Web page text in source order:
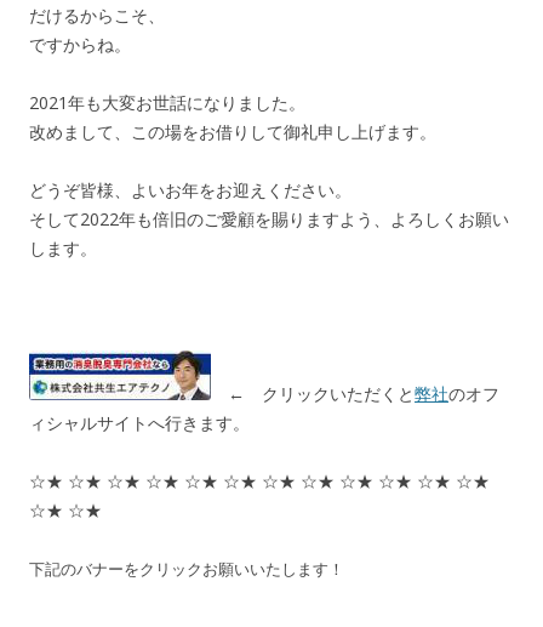
だけるからこそ、
ですからね。
2021年も大変お世話になりました。
改めまして、この場をお借りして御礼申し上げます。
どうぞ皆様、よいお年をお迎えください。
そして2022年も倍旧のご愛顧を賜りますよう、よろしくお願い
します。
← クリックいただくと弊社のオフ
ィシャルサイトへ行きます。
☆★ ☆★ ☆★ ☆★ ☆★ ☆★ ☆★ ☆★ ☆★ ☆★ ☆★ ☆★
☆★ ☆★
下記のバナーをクリックお願いいたします！